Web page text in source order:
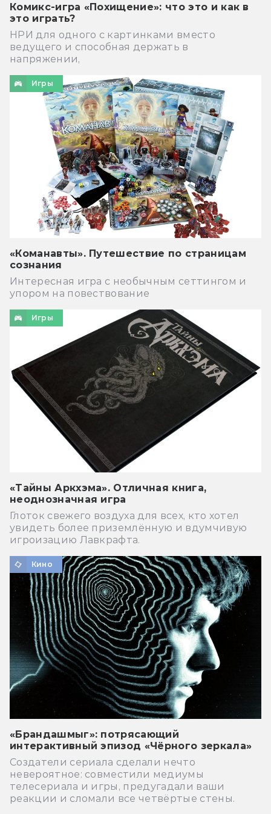
Комикс-игра «Похищение»: что это и как в
это играть?
НРИ для одного с картинками вместо
ведущего и способная держать в
напряжении,
Игры
«Команавты». Путешествие по страницам
сознания
Интересная игра с необычным сеттингом и
упором на повествование
Игры
«Тайны Аркхэма». Отличная книга,
неоднозначная игра
Глоток свежего воздуха для всех, кто хотел
увидеть более приземлённую и вдумчивую
игроизацию Лавкрафта.
Кино
«Брандашмыг»: потрясающий
интерактивный эпизод «Чёрного зеркала»
Создатели сериала сделали нечто
невероятное: совместили медиумы
телесериала и игры, предугадали ваши
реакции и сломали все четвёртые стены.